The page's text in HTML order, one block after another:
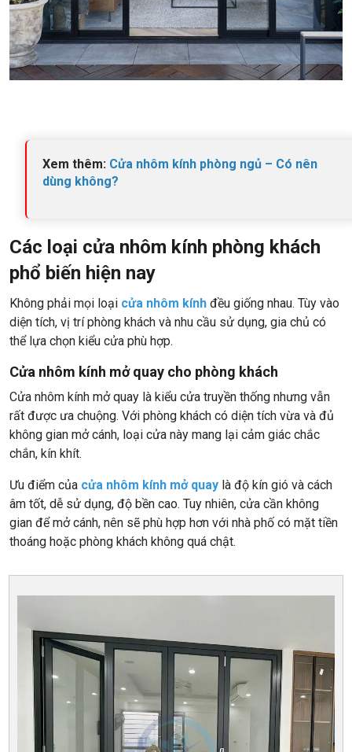
Xem thêm: Cửa nhôm kính phòng ngủ – Có nên
dùng không?
Các loại cửa nhôm kính phòng khách
phổ biến hiện nay
Không phải mọi loại cửa nhôm kính đều giống nhau. Tùy vào
diện tích, vị trí phòng khách và nhu cầu sử dụng, gia chủ có
thể lựa chọn kiểu cửa phù hợp.
Cửa nhôm kính mở quay cho phòng khách
Cửa nhôm kính mở quay là kiểu cửa truyền thống nhưng vẫn
rất được ưa chuộng. Với phòng khách có diện tích vừa và đủ
không gian mở cánh, loại cửa này mang lại cảm giác chắc
chắn, kín khít.
Ưu điểm của cửa nhôm kính mở quay là độ kín gió và cách
âm tốt, dễ sử dụng, độ bền cao. Tuy nhiên, cửa cần không
gian để mở cánh, nên sẽ phù hợp hơn với nhà phố có mặt tiền
thoáng hoặc phòng khách không quá chật.